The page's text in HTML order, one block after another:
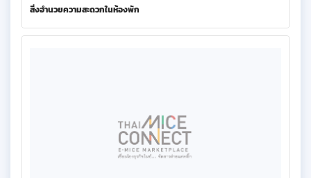
สิ่งอำนวยความสะดวกในห้องพัก